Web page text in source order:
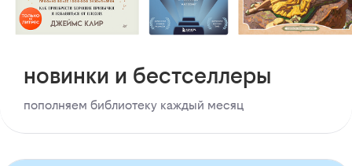
новинки и бестселлеры
пополняем библиотеку каждый месяц